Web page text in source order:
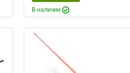
В наличии